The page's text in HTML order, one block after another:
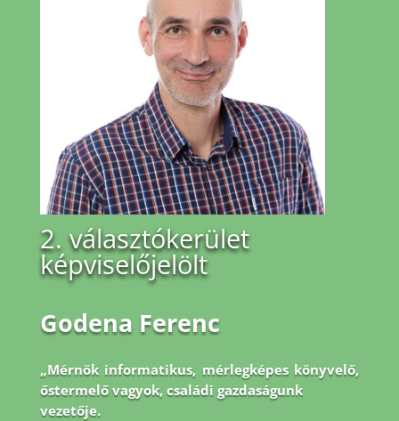
2. választókerület
képviselőjelölt
Godena Ferenc
„Mérnök informatikus, mérlegképes könyvelő,
őstermelő vagyok, családi gazdaságunk
vezetője.